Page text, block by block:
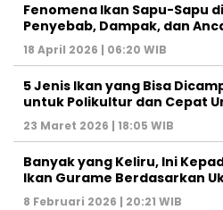
Fenomena Ikan Sapu-Sapu
Penyebab, Dampak, dan
18 April 2026 | 06:20 WIB
5 Jenis Ikan yang Bisa
untuk Polikultur dan Cepat
23 Maret 2026 | 18:05 WIB
Banyak yang Keliru, Ini
Ikan Gurame Berdasarkan
8 Februari 2026 | 20:21 WIB